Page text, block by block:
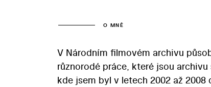
O MNĚ
V Národním filmovém archivu
různorodé práce, které jsou
kde jsem byl v letech 2002 až